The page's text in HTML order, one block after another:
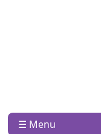
☰ Menu